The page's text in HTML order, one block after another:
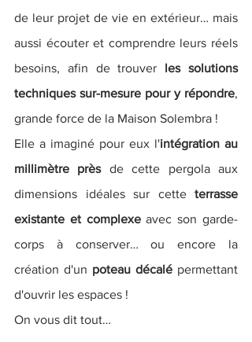
de leur projet de vie en extérieur… mais
aussi écouter et comprendre leurs réels
besoins, afin de trouver les solutions
techniques sur-mesure pour y répondre,
grande force de la Maison Solembra !
Elle a imaginé pour eux l'intégration au
millimètre près de cette pergola aux
dimensions idéales sur cette terrasse
existante et complexe avec son garde-
corps à conserver… ou encore la
création d'un poteau décalé permettant
d'ouvrir les espaces !
On vous dit tout…